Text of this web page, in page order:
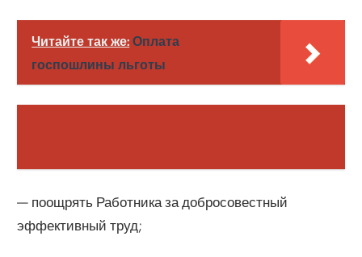
Читайте так же: Оплата
госпошлины льготы
— поощрять Работника за добросовестный
эффективный труд;